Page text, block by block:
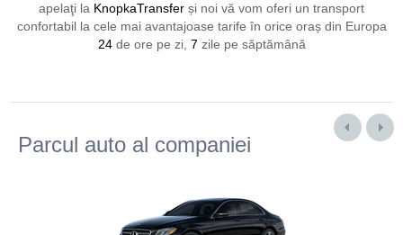
apelaţi la KnopkaTransfer și noi vă vom oferi un transport
confortabil la cele mai avantajoase tarife în orice oraș din Europa
24de ore pe zi, 7 zile pe săptămână
Parcul auto al companiei